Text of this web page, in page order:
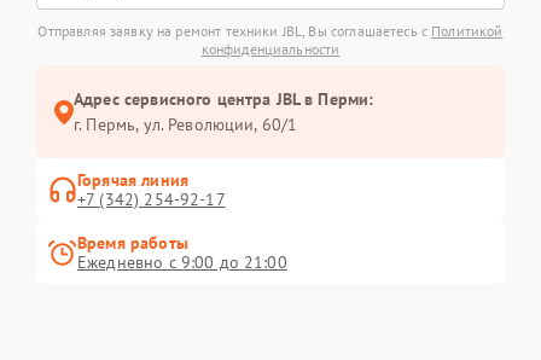
Отправляя заявку на ремонт техники JBL, Вы соглашаетесь с Политикой
конфиденциальности
Адрес сервисного центра JBL в Перми:
г. Пермь, ул. ​Революции, 60/1
Горячая линия
+7 (342) 254-92-17
Время работы
Ежедневно с 9:00 до 21:00